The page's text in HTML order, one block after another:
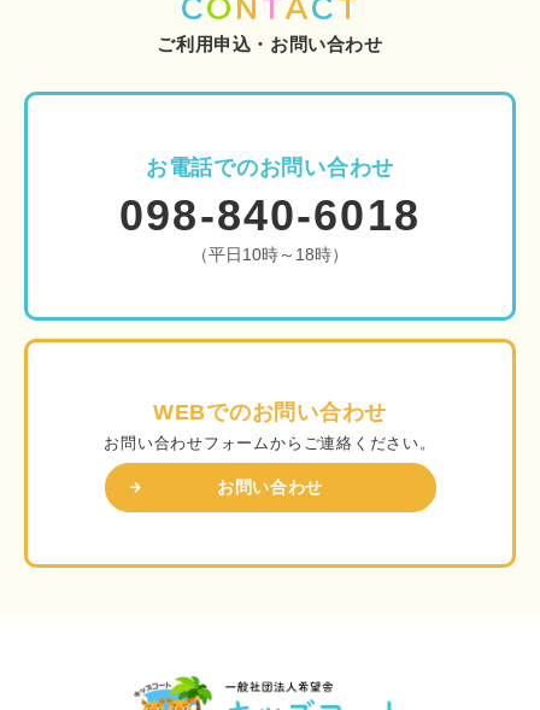
ご利用申込・お問い合わせ
お電話でのお問い合わせ
098-840-6018
（平日10時～18時）
WEBでのお問い合わせ
お問い合わせフォームからご連絡ください。
お問い合わせ